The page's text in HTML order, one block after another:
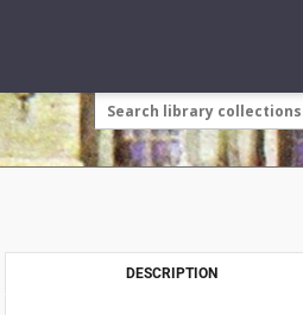
DESCRIPTION